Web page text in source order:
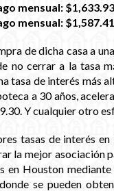
mensual: $1,633.93
mensual: $1,587.41
de dicha casa a
no cerrar a la tasa
tasa de interés más
a 30 años,
Y cualquier otro
tasas de interés
la mejor asociación
en Houston
se pueden